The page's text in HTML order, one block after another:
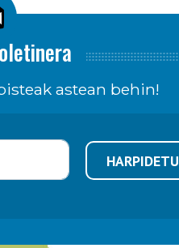
astean behin!
HARPIDETU